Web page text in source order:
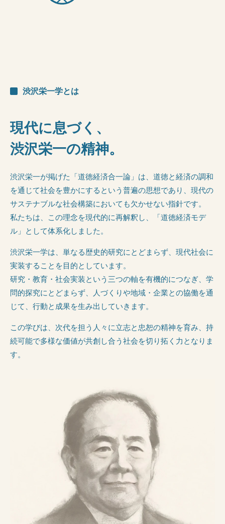
渋沢栄一学とは
現代に息づく、
渋沢栄一の精神。
渋沢栄一が掲げた「道徳経済合一論」は、道徳と経済の調和
を通じて社会を豊かにするという普遍の思想であり、現代の
サステナブルな社会構築においても欠かせない指針です。
私たちは、この理念を現代的に再解釈し、「道徳経済モデ
ル」として体系化しました。
渋沢栄一学は、単なる歴史的研究にとどまらず、現代社会に
実装することを目的としています。
研究・教育・社会実装という三つの軸を有機的につなぎ、学
問的探究にとどまらず、人づくりや地域・企業との協働を通
じて、行動と成果を生み出していきます。
この学びは、次代を担う人々に立志と忠恕の精神を育み、持
続可能で多様な価値が共創し合う社会を切り拓く力となりま
す。